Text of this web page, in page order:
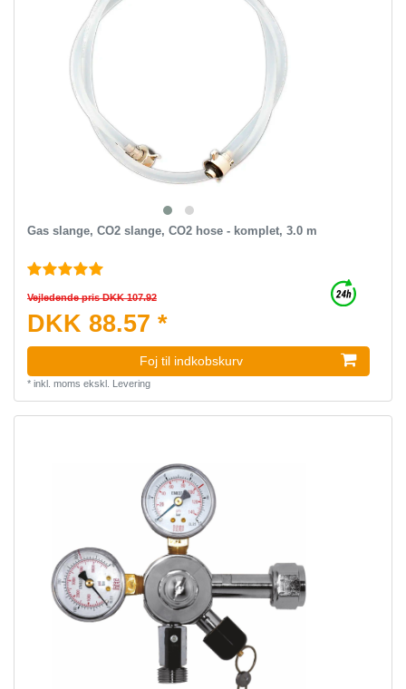
Gas slange, CO2 slange, CO2 hose - komplet, 3.0 m
Vejledende pris DKK 107.92
DKK 88.57 *
Foj til indkobskurv
* inkl. moms ekskl. Levering